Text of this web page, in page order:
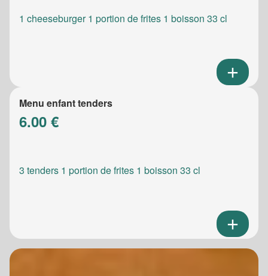
1 cheeseburger 1 portion de frites 1 boisson 33 cl
Menu enfant tenders
6.00 €
3 tenders 1 portion de frites 1 boisson 33 cl